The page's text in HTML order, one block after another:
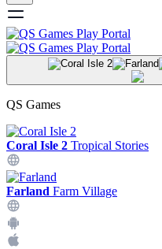
QS Games
Coral Isle 2 Tropical Stories
Farland Farm Village